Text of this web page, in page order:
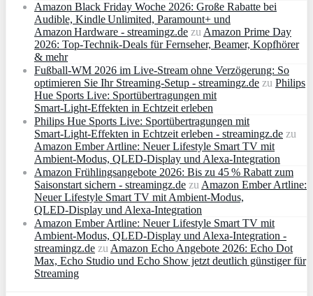
Amazon Black Friday Woche 2026: Große Rabatte bei
Audible, Kindle Unlimited, Paramount+ und
Amazon Hardware - streamingz.de zu Amazon Prime Day
2026: Top-Technik-Deals für Fernseher, Beamer, Kopfhörer
& mehr
Fußball-WM 2026 im Live-Stream ohne Verzögerung: So
optimieren Sie Ihr Streaming-Setup - streamingz.de zu Philips
Hue Sports Live: Sportübertragungen mit
Smart‑Light‑Effekten in Echtzeit erleben
Philips Hue Sports Live: Sportübertragungen mit
Smart‑Light‑Effekten in Echtzeit erleben - streamingz.de zu
Amazon Ember Artline: Neuer Lifestyle Smart TV mit
Ambient‑Modus, QLED‑Display und Alexa‑Integration
Amazon Frühlingsangebote 2026: Bis zu 45 % Rabatt zum
Saisonstart sichern - streamingz.de zu Amazon Ember Artline:
Neuer Lifestyle Smart TV mit Ambient‑Modus,
QLED‑Display und Alexa‑Integration
Amazon Ember Artline: Neuer Lifestyle Smart TV mit
Ambient‑Modus, QLED‑Display und Alexa‑Integration -
streamingz.de zu Amazon Echo Angebote 2026: Echo Dot
Max, Echo Studio und Echo Show jetzt deutlich günstiger für
Streaming